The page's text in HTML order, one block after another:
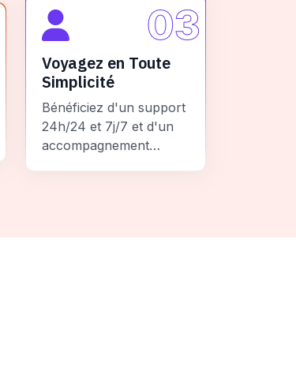
03
Voyagez en Toute
Simplicité
Bénéficiez d'un support
24h/24 et 7j/7 et d'un
accompagnement